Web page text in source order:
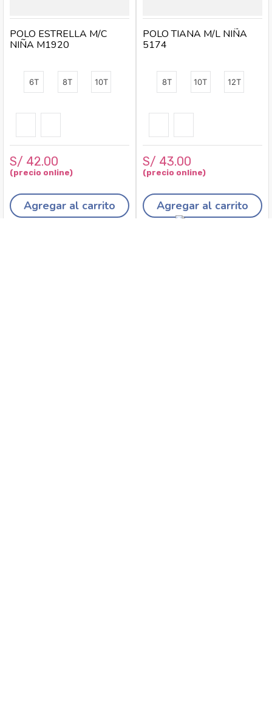
6T 8T 10T
POLO ESTRELLA M/C
NIÑA M1920
S/ 42.00
Agregar al carrito
8T 10T 12T
POLO TIANA M/L NIÑA
5174
S/ 43.00
Agregar al carrito